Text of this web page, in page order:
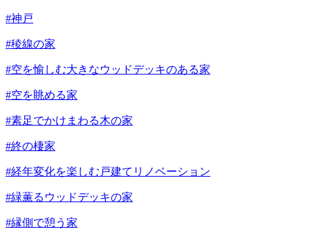
#神戸
#稜線の家
#空を愉しむ大きなウッドデッキのある家
#空を眺める家
#素足でかけまわる木の家
#終の棲家
#経年変化を楽しむ戸建てリノベーション
#緑薫るウッドデッキの家
#縁側で憩う家